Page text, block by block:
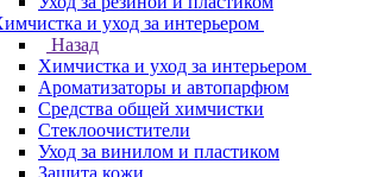
и уход за интерьером
Назад
Химчистка и уход за интерьером
Ароматизаторы и автопарфюм
Средства общей химчистки
Стеклоочистители
Уход за винилом и пластиком
Защита кожи